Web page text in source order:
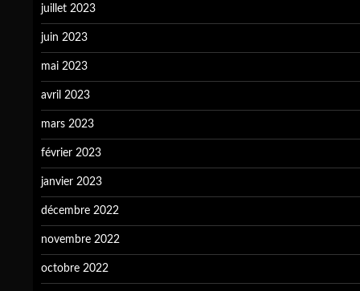
juillet 2023
juin 2023
mai 2023
avril 2023
mars 2023
février 2023
janvier 2023
décembre 2022
novembre 2022
octobre 2022